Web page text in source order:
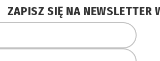
ZAPISZ SIĘ NA NEWSLETTER